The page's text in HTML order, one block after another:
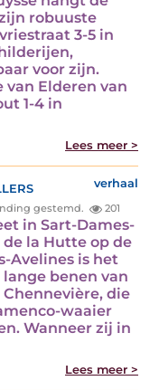
robuuste
3-5 in
voor zijn.
van Elderen van
1-4 in
Lees meer >
verhaal
gestemd. 201
in Sart-Dames-
la Hutte op de
Avelines is het
lange benen van
die
waaier
Wanneer zij in
Lees meer >